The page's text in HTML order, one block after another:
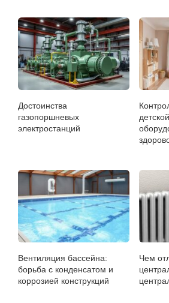
Достоинства
газопоршневых
электростанций
Вентиляция бассейна:
борьба с конденсатом и
коррозией конструкций
Чем